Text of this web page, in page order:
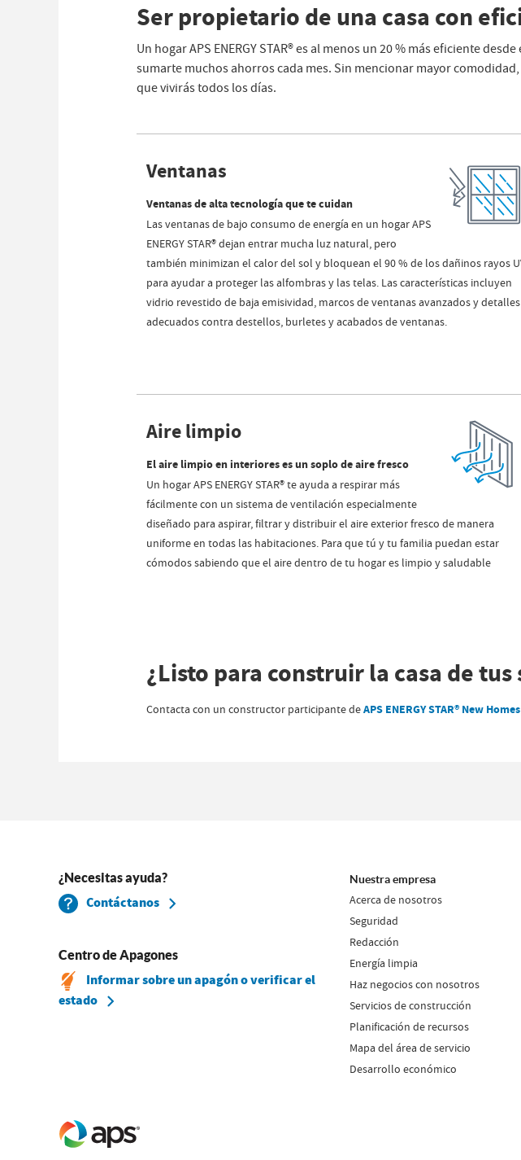
Ser propietario de una casa con
Un hogar APS ENERGY STAR® es al menos un 20 % más eficiente
sumarte muchos ahorros cada mes. Sin mencionar mayor
que vivirás todos los días.
Ventanas
Ventanas de alta tecnología que te cuidan
Las ventanas de bajo consumo de energía en un hogar APS
ENERGY STAR® dejan entrar mucha luz natural, pero
también minimizan el calor del sol y bloquean el 90 % de los dañinos rayos
para ayudar a proteger las alfombras y las telas. Las características incluyen
vidrio revestido de baja emisividad, marcos de ventanas avanzados y detalles
adecuados contra destellos, burletes y acabados de ventanas.
Aire limpio
El aire limpio en interiores es un soplo de aire fresco
Un hogar APS ENERGY STAR® te ayuda a respirar más
fácilmente con un sistema de ventilación especialmente
diseñado para aspirar, filtrar y distribuir el aire exterior fresco de manera
uniforme en todas las habitaciones. Para que tú y tu familia puedan estar
cómodos sabiendo que el aire dentro de tu hogar es limpio y saludable
¿Listo para construir la casa de tus
Contacta con un constructor participante deAPS ENERGY STAR® New Homes
¿Necesitas ayuda?
Contáctanos
Centro de Apagones
Informar sobre un apagón o verificar el
estado
Nuestra empresa
Acerca de nosotros
Seguridad
Redacción
Energía limpia
Haz negocios con nosotros
Servicios de construcción
Planificación de recursos
Mapa del área de servicio
Desarrollo económico